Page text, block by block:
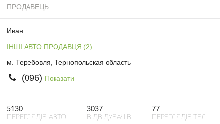
ПРОДАВЕЦЬ
Иван
ІНШІ АВТО ПРОДАВЦЯ (2)
м. Теребовля, Тернопольская область
(096) Показати
5130
ПЕРЕГЛЯДІВ АВТО
3037
ВІДВІДУВАЧІВ
77
ПЕРЕГЛЯДІВ ТЕЛ.